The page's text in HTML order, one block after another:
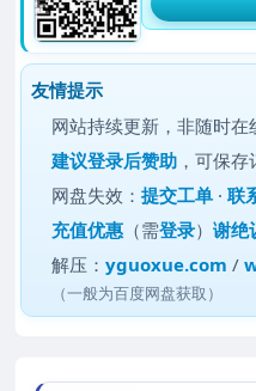
友情提示
网站持续更新，非随时在
建议登录后赞助 ，可保
网盘失效：提交工单 ·联
充值优惠 （需登录）谢绝
解压：yguoxue.com /
（一般为百度网盘获取）